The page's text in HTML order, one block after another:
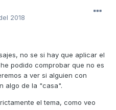
2018
no se si hay que aplicar el
podido comprobar que no es
a ver si alguien con
algo de la "casa".
el tema, como veo